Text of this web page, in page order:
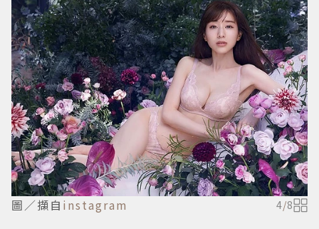
圖／擷自 instagram 4/8